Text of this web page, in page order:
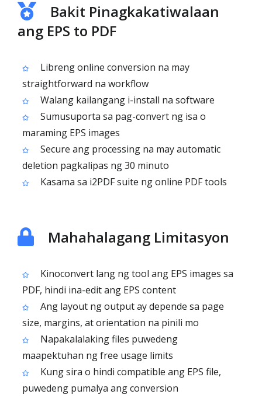
Bakit Pinagkakatiwalaan
ang EPS to PDF
Libreng online conversion na may
straightforward na workflow
Walang kailangang i-install na software
Sumusuporta sa pag-convert ng isa o
maraming EPS images
Secure ang processing na may automatic
deletion pagkalipas ng 30 minuto
Kasama sa i2PDF suite ng online PDF tools
Mahahalagang Limitasyon
Kinoconvert lang ng tool ang EPS images sa
PDF, hindi ina-edit ang EPS content
Ang layout ng output ay depende sa page
size, margins, at orientation na pinili mo
Napakalalaking files puwedeng
maapektuhan ng free usage limits
Kung sira o hindi compatible ang EPS file,
puwedeng pumalya ang conversion